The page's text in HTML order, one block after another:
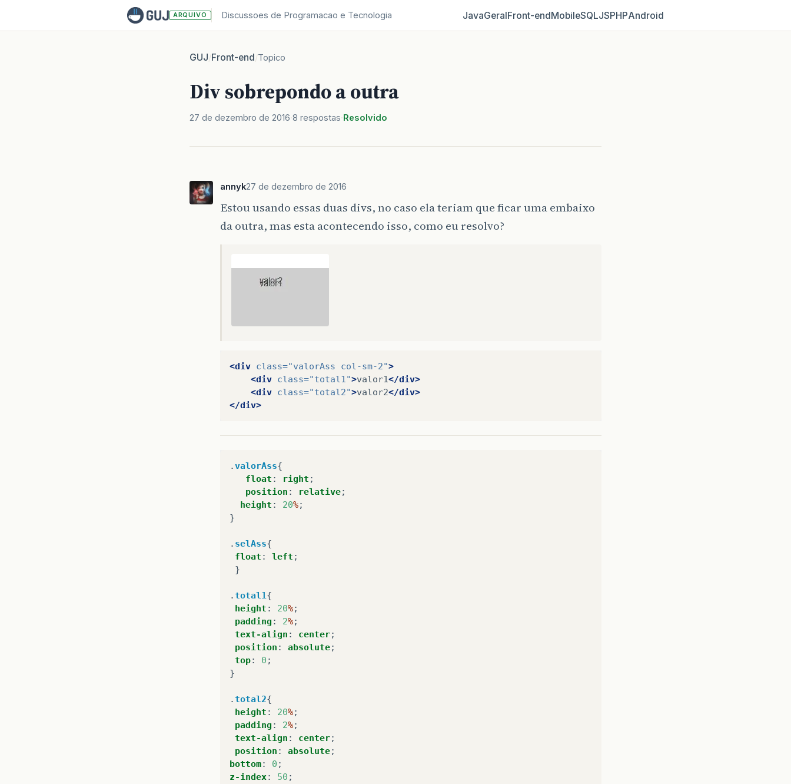
ARQUIVO Discussoes de Programacao e Tecnologia JavaGeralFront‑endMobileSQLJSPHPAndroid
GUJ/Front-end/Topico
Div sobrepondo a outra
27 de dezembro de 2016 8 respostas Resolvido
annyk27 de dezembro de 2016
Estou usando essas duas divs, no caso ela teriam que ficar uma embaixo
da outra, mas esta acontecendo isso, como eu resolvo?
<div class="valorAss col-sm-2">
<div class="total1">valor1</div>
<div class="total2">valor2</div>
</div>
.valorAss{
float : right ;
position : relative;
height : 20%;
}
. selAss{
float : left ;
}
.total1 {
height : 20%;
padding : 2%;
text-align : center;
position : absolute;
top: 0 ;
}
.total2{
height : 20%;
padding : 2%;
text-align : center;
position : absolute;
bottom: 0 ;
z-index: 50 ;